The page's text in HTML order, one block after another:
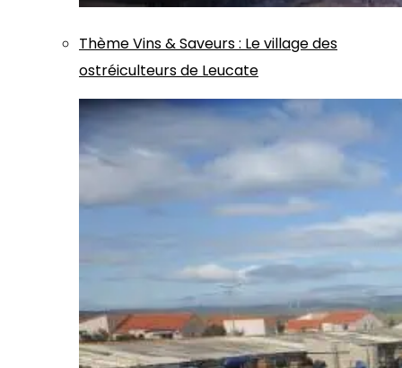
ThèmeVins & Saveurs: Le village des
ostréiculteurs de Leucate